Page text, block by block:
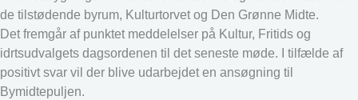
de tilstødende byrum, Kulturtorvet og Den Grønne Midte.
Det fremgår af punktet meddelelser på Kultur, Fritids og
idrtsudvalgets dagsordenen til det seneste møde. I tilfælde af
positivt svar vil der blive udarbejdet en ansøgning til
Bymidtepuljen.